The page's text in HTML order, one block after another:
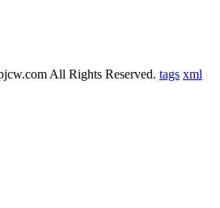
All Rights Reserved. tags xml